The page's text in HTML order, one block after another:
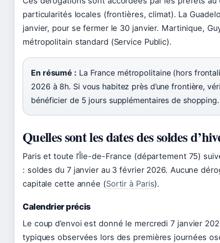
particularités locales (frontières, climat). La
janvier, pour se fermer le 30 janvier. Martinique,
métropolitain standard (Service Public).
En résumé : La France métropolitaine (hors
2026 à 8h. Si vous habitez près d’une frontière,
bénéficier de 5 jours supplémentaires de shopping.
Quelles sont les dates des soldes
Paris et toute l’Île-de-France (département 75)
: soldes du 7 janvier au 3 février 2026. Aucune
capitale cette année (Sortir à Paris).
Calendrier précis
Le coup d’envoi est donné le mercredi 7 janvier
typiques observées lors des premières journées